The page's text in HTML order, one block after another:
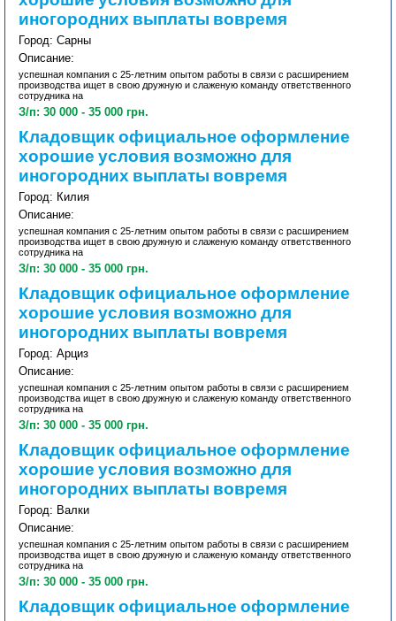
иногородних выплаты вовремя
Город: Сарны
Описание:
успешная компания с 25-летним опытом работы в связи с расширением
производства ищет в свою дружную и слаженую команду ответственного
сотрудника на
З/п: 30 000 - 35 000 грн.
Кладовщик официальное оформление
хорошие условия возможно для
иногородних выплаты вовремя
Город: Килия
Описание:
успешная компания с 25-летним опытом работы в связи с расширением
производства ищет в свою дружную и слаженую команду ответственного
сотрудника на
З/п: 30 000 - 35 000 грн.
Кладовщик официальное оформление
хорошие условия возможно для
иногородних выплаты вовремя
Город: Арциз
Описание:
успешная компания с 25-летним опытом работы в связи с расширением
производства ищет в свою дружную и слаженую команду ответственного
сотрудника на
З/п: 30 000 - 35 000 грн.
Кладовщик официальное оформление
хорошие условия возможно для
иногородних выплаты вовремя
Город: Валки
Описание:
успешная компания с 25-летним опытом работы в связи с расширением
производства ищет в свою дружную и слаженую команду ответственного
сотрудника на
З/п: 30 000 - 35 000 грн.
Кладовщик официальное оформление